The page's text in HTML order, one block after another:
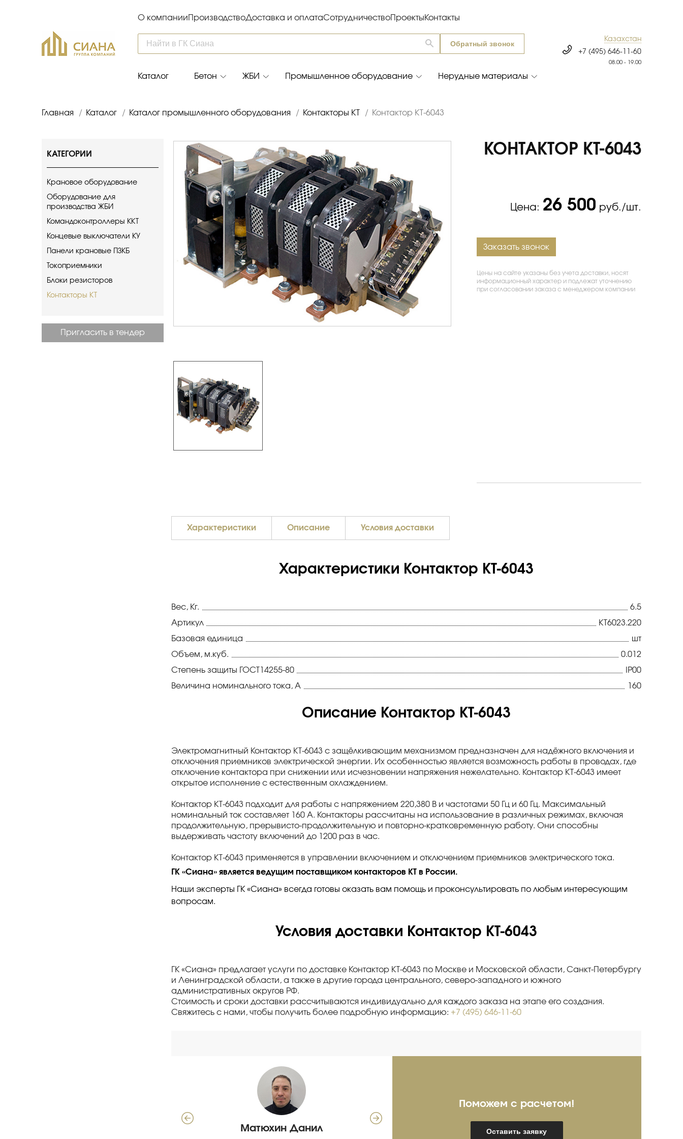
О компании ПроизводствоДоставка и оплатаСотрудничествоПроектыКонтакты
Обратный звонок
Казахстан
+7 (495) 646-11-60
08.00 - 19.00
Каталог Бетон ЖБИ Промышленное оборудование Нерудные материалы
Главная / Каталог / Каталог промышленного оборудования / Контакторы КТ / Контактор КТ-6043
КАТЕГОРИИ
Крановое оборудование
Оборудование для
производства ЖБИ
Командоконтроллеры ККТ
Концевые выключатели КУ
Панели крановые ПЗКБ
Токоприемники
Блоки резисторов
Контакторы КТ
Пригласить в тендер
КОНТАКТОР КТ-6043
Цена: 26 500 руб./шт.
Заказать звонок
Цены на сайте указаны без учета доставки, носят
информационный характер и подлежат уточнению
при согласовании заказа с менеджером компании
Характеристики Описание Условия доставки
Характеристики Контактор КТ-6043
Вес, Кг.
6.5
Артикул
КТ6023.220
Базовая единица
шт
Объем, м.куб.
0.012
Степень защиты ГОСТ14255-80
IP00
Величина номинального тока, А
160
Описание Контактор КТ-6043
Электромагнитный Контактор КТ-6043 с защёлкивающим механизмом предназначен для надёжного включения и
отключения приемников электрической энергии. Их особенностью является возможность работы в проводах, где
отключение контактора при снижении или исчезновении напряжения нежелательно. Контактор КТ-6043 имеет
открытое исполнение с естественным охлаждением.
Контактор КТ-6043 подходит для работы с напряжением 220,380 В и частотами 50 Гц и 60 Гц. Максимальный
номинальный ток составляет 160 А. Контакторы рассчитаны на использование в различных режимах, включая
продолжительную, прерывисто-продолжительную и повторно-кратковременную работу. Они способны
выдерживать частоту включений до 1200 раз в час.
Контактор КТ-6043 применяется в управлении включением и отключением приемников электрического тока.
ГК «Сиана» является ведущим поставщиком контакторов КТ в России.
Наши эксперты ГК «Сиана» всегда готовы оказать вам помощь и проконсультировать по любым интересующим
вопросам.
Условия доставки Контактор КТ-6043
ГК «Сиана» предлагает услуги по доставке Контактор КТ-6043 по Москве и Московской области, Санкт-Петербургу
и Ленинградской области, а также в другие города центрального, северо-западного и южного
административных округов РФ.
Стоимость и сроки доставки рассчитываются индивидуально для каждого заказа на этапе его создания.
Свяжитесь с нами, чтобы получить более подробную информацию: +7 (495) 646-11-60
Матюхин Данил Серебряков Александр
Поможем с расчетом!
Оставить заявку